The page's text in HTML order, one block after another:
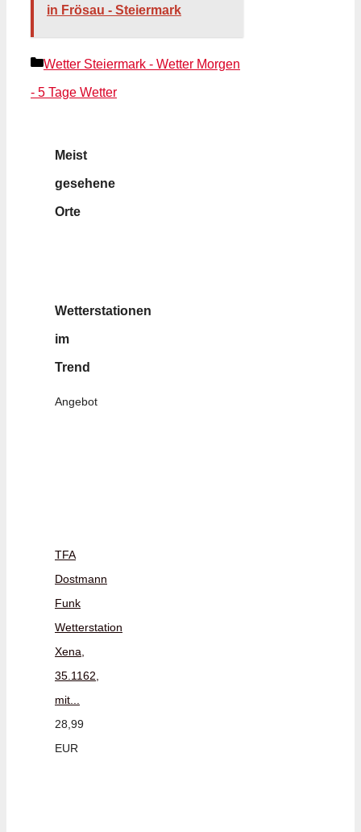
in Frösau - Steiermark
Kategorien
Wetter Steiermark - Wetter Morgen
- 5 Tage Wetter
Meist
gesehene
Orte
Wetterstationen
im
Trend
Angebot
TFA
Dostmann
Funk
Wetterstation
Xena,
35.1162,
mit...
28,99
EUR